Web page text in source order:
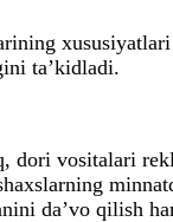
ta’kidladi.
dori vositalari
da’vo qilish